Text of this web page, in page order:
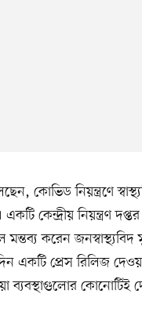
কোভিড নিয়ন্ত্রণে
কেন্দ্রীয় নিয়ন্ত্রণ
করেন
একটি প্রেস রিলিজ
ব্যবস্থাগুলোর কোনোটিই